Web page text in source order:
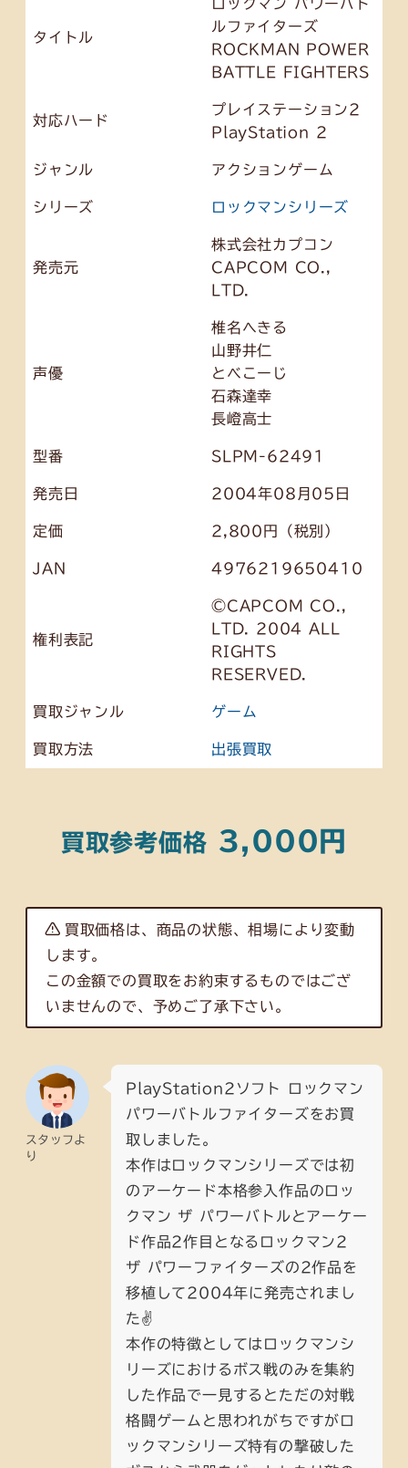
タイトル
ロックマン パワーバト
ルファイターズ
ROCKMAN POWER
BATTLE FIGHTERS
対応ハード
プレイステーション2
PlayStation 2
ジャンル アクションゲーム
シリーズ ロックマンシリーズ
発売元
株式会社カプコン
CAPCOM CO.,
LTD.
声優
椎名へきる
山野井仁
とべこーじ
石森達幸
長嶝高士
型番 SLPM-62491
発売日 2004年08月05日
定価 2,800円（税別）
JAN 4976219650410
権利表記
©CAPCOM CO.,
LTD. 2004 ALL
RIGHTS
RESERVED.
買取ジャンル ゲーム
買取方法 出張買取
買取参考価格 3,000円
買取価格は、商品の状態、相場により変動
します。
この金額での買取をお約束するものではござ
いませんので、予めご了承下さい。
スタッフよ
り
PlayStation2ソフト ロックマン
パワーバトルファイターズをお買
取しました。
本作はロックマンシリーズでは初
のアーケード本格参入作品のロッ
クマン ザ パワーバトルとアーケー
ド作品2作目となるロックマン2
ザ パワーファイターズの2作品を
移植して2004年に発売されまし
た✌️
本作の特徴としてはロックマンシ
リーズにおけるボス戦のみを集約
した作品で一見するとただの対戦
格闘ゲームと思われがちですがロ
ックマンシリーズ特有の撃破した